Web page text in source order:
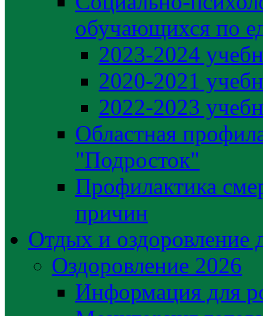
обучающихся по
2023-2024
2020-2021
2022-2023
Областная
"Подросток"
Профилактика
причин
Отдых и оздоровление
Оздоровление 2026
Информация для